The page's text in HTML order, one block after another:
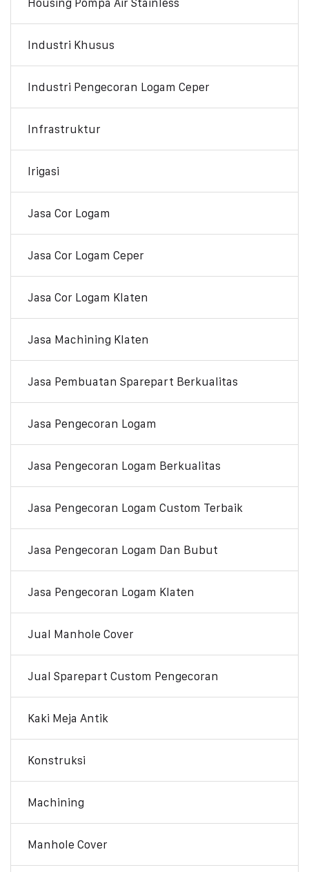
Housing Pompa Air Stainless
Industri Khusus
Industri Pengecoran Logam Ceper
Infrastruktur
Irigasi
Jasa Cor Logam
Jasa Cor Logam Ceper
Jasa Cor Logam Klaten
Jasa Machining Klaten
Jasa Pembuatan Sparepart Berkualitas
Jasa Pengecoran Logam
Jasa Pengecoran Logam Berkualitas
Jasa Pengecoran Logam Custom Terbaik
Jasa Pengecoran Logam Dan Bubut
Jasa Pengecoran Logam Klaten
Jual Manhole Cover
Jual Sparepart Custom Pengecoran
Kaki Meja Antik
Konstruksi
Machining
Manhole Cover